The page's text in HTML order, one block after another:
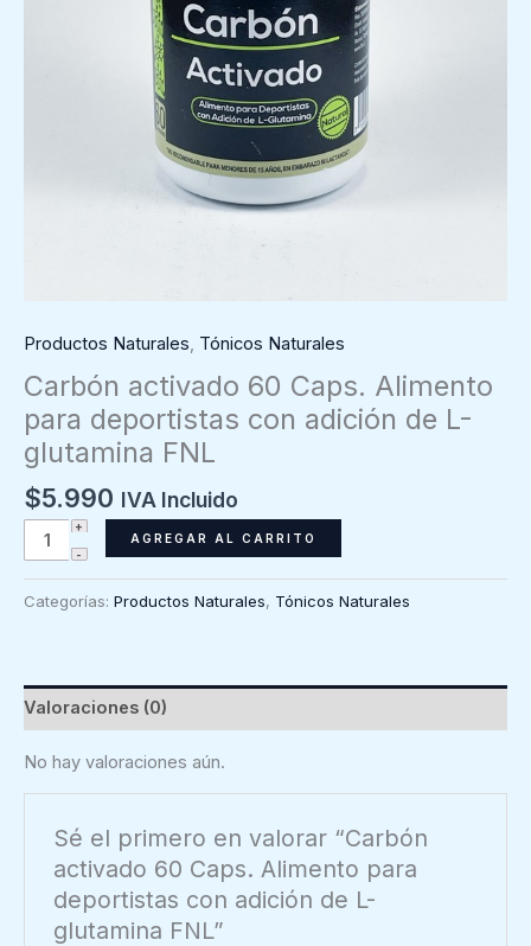
Productos Naturales, Tónicos Naturales
Carbón activado 60 Caps. Alimento
para deportistas con adición de L-
glutamina FNL
$5.990 IVA Incluido
Carbón
activado
Caps.
deportistas
con
adición
de
glutamina
FNL
cantidad
AGREGAR AL CARRITO
Categorías: Productos Naturales, Tónicos Naturales
Valoraciones (0)
No hay valoraciones aún.
Sé el primero en valorar “Carbón
activado 60 Caps. Alimento para
deportistas con adición de L-
glutamina FNL”